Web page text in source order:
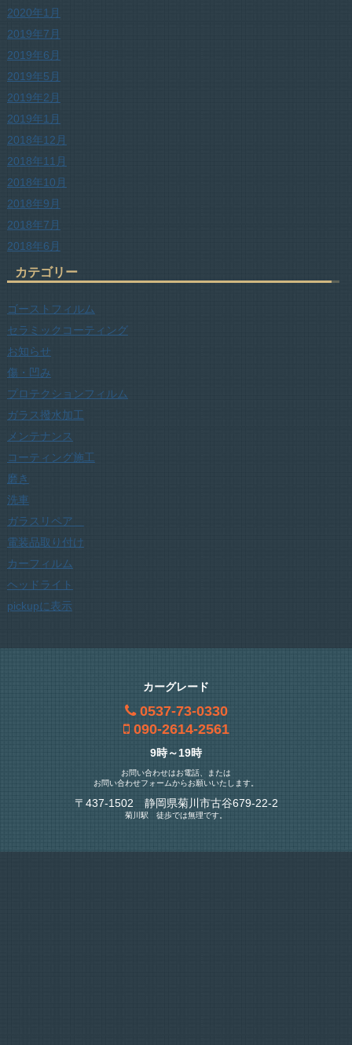
2020年1月
2019年7月
2019年6月
2019年5月
2019年2月
2019年1月
2018年12月
2018年11月
2018年10月
2018年9月
2018年7月
2018年6月
カテゴリー
ゴーストフィルム
セラミックコーティング
お知らせ
傷・凹み
プロテクションフィルム
ガラス撥水加工
メンテナンス
コーティング施工
磨き
洗車
ガラスリペア
電装品取り付け
カーフィルム
ヘッドライト
pickupに表示
カーグレード
0537-73-0330
090-2614-2561
9時～19時
お問い合わせはお電話、または
お問い合わせフォームからお願いいたします。
〒437-1502 静岡県菊川市古谷679-22-2
菊川駅 徒歩では無理です。